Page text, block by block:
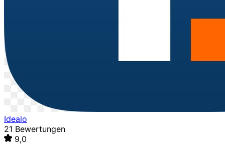
Idealo
21 Bewertungen
9,0